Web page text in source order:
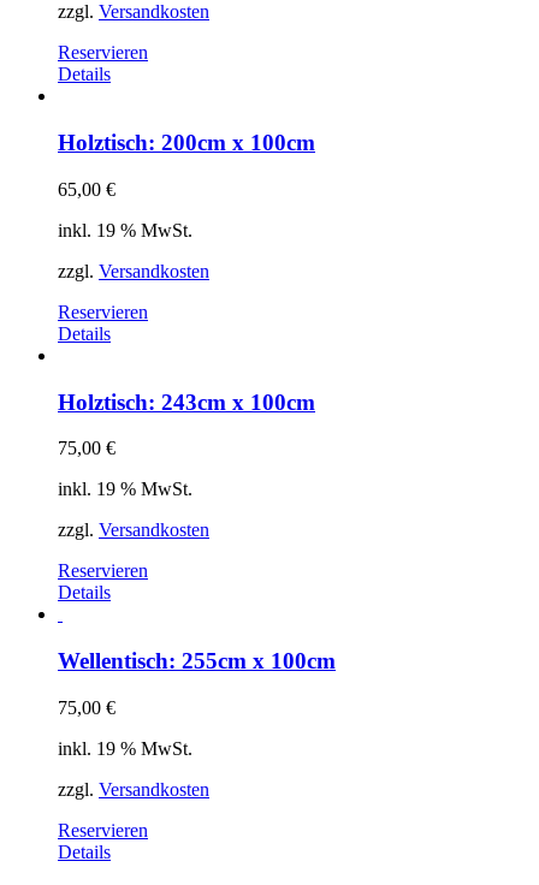
zzgl. Versandkosten
Reservieren
Details
Holztisch: 200cm x 100cm
65,00 €
inkl. 19 % MwSt.
zzgl. Versandkosten
Reservieren
Details
Holztisch: 243cm x 100cm
75,00 €
inkl. 19 % MwSt.
zzgl. Versandkosten
Reservieren
Details
Wellentisch: 255cm x 100cm
75,00 €
inkl. 19 % MwSt.
zzgl. Versandkosten
Reservieren
Details